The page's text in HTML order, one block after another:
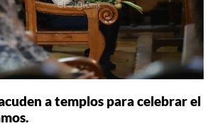
a templos para celebrar el